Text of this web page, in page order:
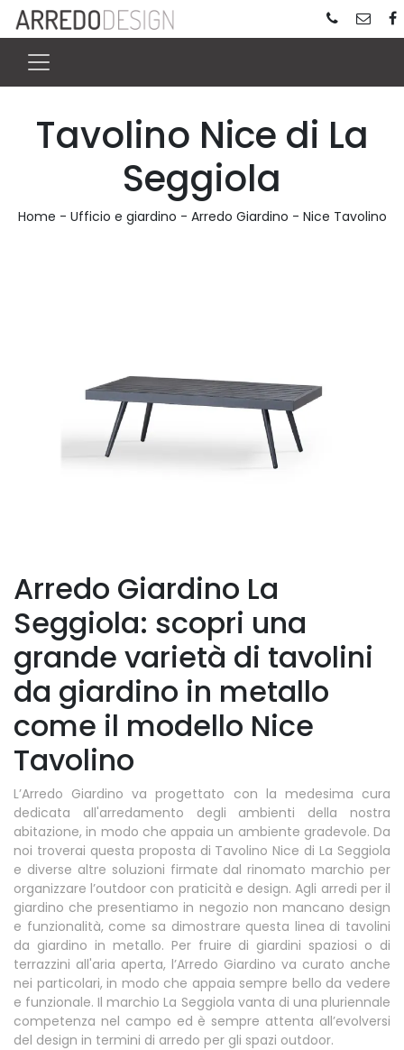
Tavolino Nice di La
Seggiola
Home - Ufficio e giardino - Arredo Giardino - Nice Tavolino
Arredo Giardino La
Seggiola: scopri una
grande varietà di tavolini
da giardino in metallo
come il modello Nice
Tavolino
L’Arredo Giardino va progettato con la medesima cura
dedicata all'arredamento degli ambienti della nostra
abitazione, in modo che appaia un ambiente gradevole. Da
noi troverai questa proposta di Tavolino Nice di La Seggiola
e diverse altre soluzioni firmate dal rinomato marchio per
organizzare l’outdoor con praticità e design. Agli arredi per il
giardino che presentiamo in negozio non mancano design
e funzionalità, come sa dimostrare questa linea di tavolini
da giardino in metallo. Per fruire di giardini spaziosi o di
terrazzini all'aria aperta, l’Arredo Giardino va curato anche
nei particolari, in modo che appaia sempre bello da vedere
e funzionale. Il marchio La Seggiola vanta di una pluriennale
competenza nel campo ed è sempre attenta all’evolversi
del design in termini di arredo per gli spazi outdoor.